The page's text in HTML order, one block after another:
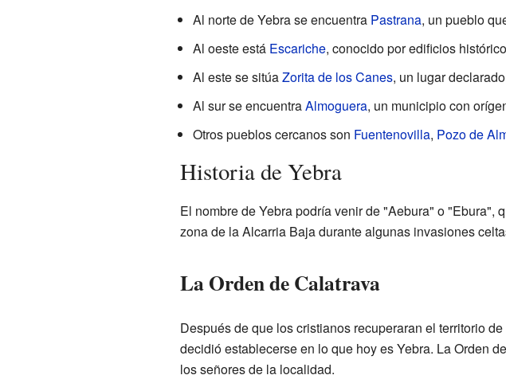
Al norte de Yebra se encuentra Pastrana, un pueblo
Al oeste está Escariche, conocido por edificios
Al este se sitúaZorita de los Canes, un lugar
Al sur se encuentraAlmoguera, un municipio con
Otros pueblos cercanos son Fuentenovilla, Pozo de
Historia de Yebra
El nombre de Yebra podría venir de "Aebura" o "Ebura",
zona de la Alcarria Baja durante algunas invasiones
La Orden de Calatrava
Después de que los cristianos recuperaran el territorio
decidió establecerse en lo que hoy es Yebra. La Orden
los señores de la localidad.